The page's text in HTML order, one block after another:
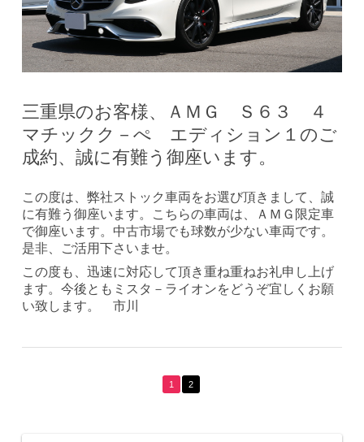
三重県のお客様、ＡＭＧ Ｓ６３ ４
マチックク－ぺ エディション１のご
成約、誠に有難う御座います。
この度は、弊社ストック車両をお選び頂きまして、誠
に有難う御座います。こちらの車両は、ＡＭＧ限定車
で御座います。中古市場でも球数が少ない車両です。
是非、ご活用下さいませ。
この度も、迅速に対応して頂き重ね重ねお礼申し上げ
ます。今後ともミスタ－ライオンをどうぞ宜しくお願
い致します。 市川
1 2